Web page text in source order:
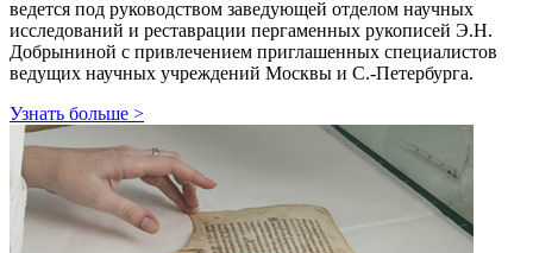
ведется под руководством заведующей отделом научных
исследований и реставрации пергаменных рукописей Э.Н.
Добрыниной с привлечением приглашенных специалистов
ведущих научных учреждений Москвы и С.-Петербурга.
Узнать больше >